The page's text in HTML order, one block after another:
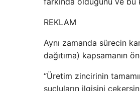
REKLAM
Aynı zamanda sürecin
dağıtıma) kapsamanın
“Üretim zincirinin
suçluların ilgisini